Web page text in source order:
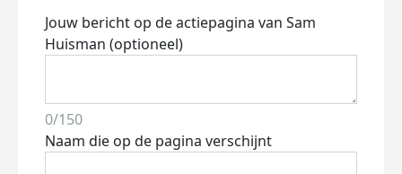
Jouw bericht op de actiepagina van Sam
Huisman (optioneel)
0/150
Naam die op de pagina verschijnt